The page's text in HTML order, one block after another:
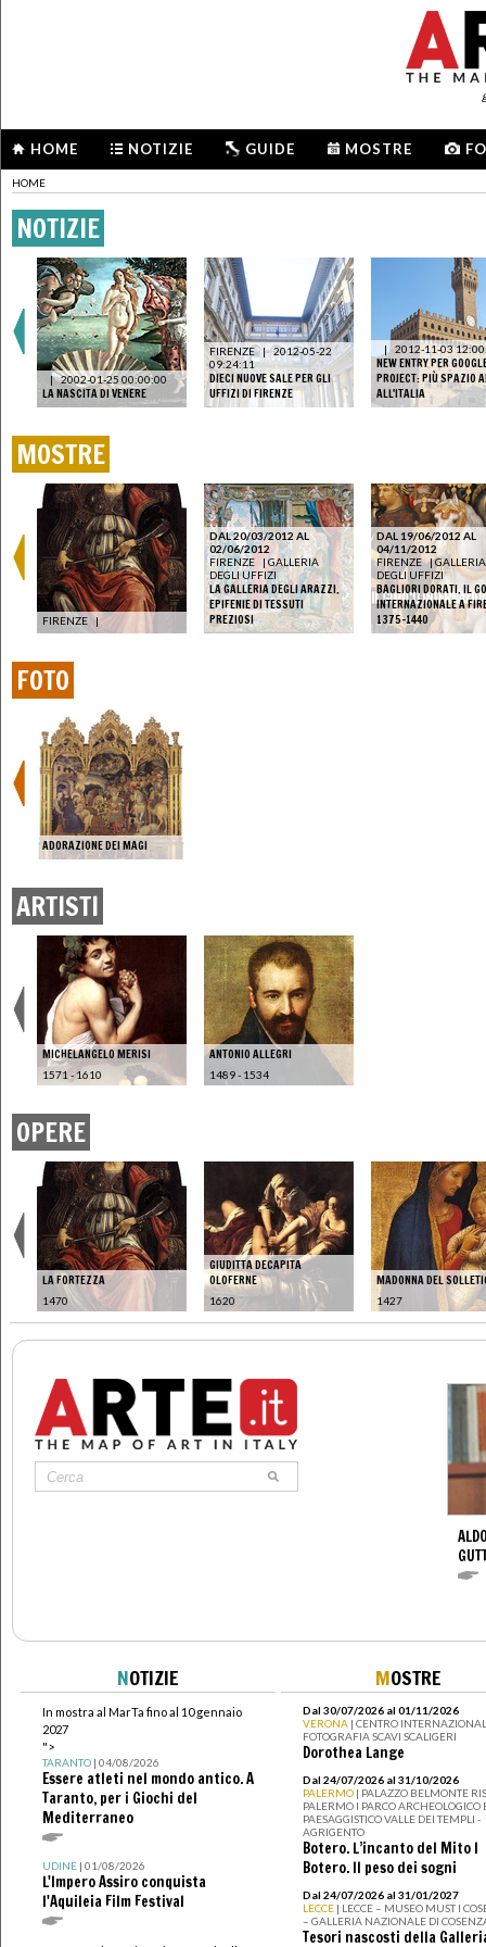
HOME NOTIZIE GUIDE MOSTRE
HOME
NOTIZIE
| 2002-01-25 00:00:00
LA NASCITA DI VENERE
FIRENZE | 2012-05-22
09:24:11
DIECI NUOVE SALE PER GLI
UFFIZI DI FIRENZE
| 2012-11-03
NEW ENTRY PER
PROJECT: PIÙ SPAZIO
ALL'ITALIA
MOSTRE
FIRENZE |
DAL 20/03/2012 AL
02/06/2012
FIRENZE
| GALLERIA
DEGLI UFFIZI
LA GALLERIA DEGLI ARAZZI.
EPIFENIE DI TESSUTI
PREZIOSI
DAL 19/06/2012 AL
04/11/2012
FIRENZE |GALLERIA
DEGLI UFFIZI
BAGLIORI DORATI. IL
INTERNAZIONALE A
1375-1440
FOTO
ADORAZIONE DEI MAGI
ARTISTI
MICHELANGELO MERISI
1571 - 1610
ANTONIO ALLEGRI
1489 - 1534
OPERE
LA FORTEZZA
1470
GIUDITTA DECAPITA
OLOFERNE
1620
MADONNA DEL
1427
NOTIZIE
In mostra al MarTa fino al 10 gennaio
2027
">
TARANTO| 04/08/2026
Essere atleti nel mondo antico. A
Taranto, per i Giochi del
Mediterraneo
UDINE| 01/08/2026
L'Impero Assiro conquista
l'Aquileia Film Festival
MOSTRE
Dal 30/07/2026 al 01/11/2026
VERONA | CENTRO
FOTOGRAFIA SCAVI SCALIGERI
Dorothea Lange
Dal 24/07/2026 al 31/10/2026
PALERMO | PALAZZO BELMONTE
PALERMO I PARCO ARCHEOLOGICO
PAESAGGISTICO VALLE DEI TEMPLI -
AGRIGENTO
Botero. L’incanto del Mito I
Botero. Il peso dei sogni
Dal 24/07/2026 al 31/01/2027
LECCE | LECCE – MUSEO MUST I
– GALLERIA NAZIONALE DI
Tesori nascosti della